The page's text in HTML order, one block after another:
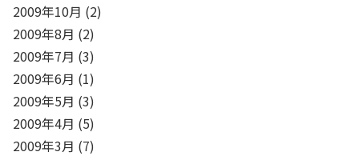
2009年10月 (2)
2009年8月 (2)
2009年7月 (3)
2009年6月 (1)
2009年5月 (3)
2009年4月 (5)
2009年3月 (7)